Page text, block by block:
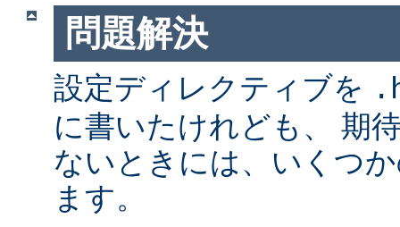
問題解決
設定ディレクティブを
に書いたけれども、 期
ないときには、いくつ
ます。